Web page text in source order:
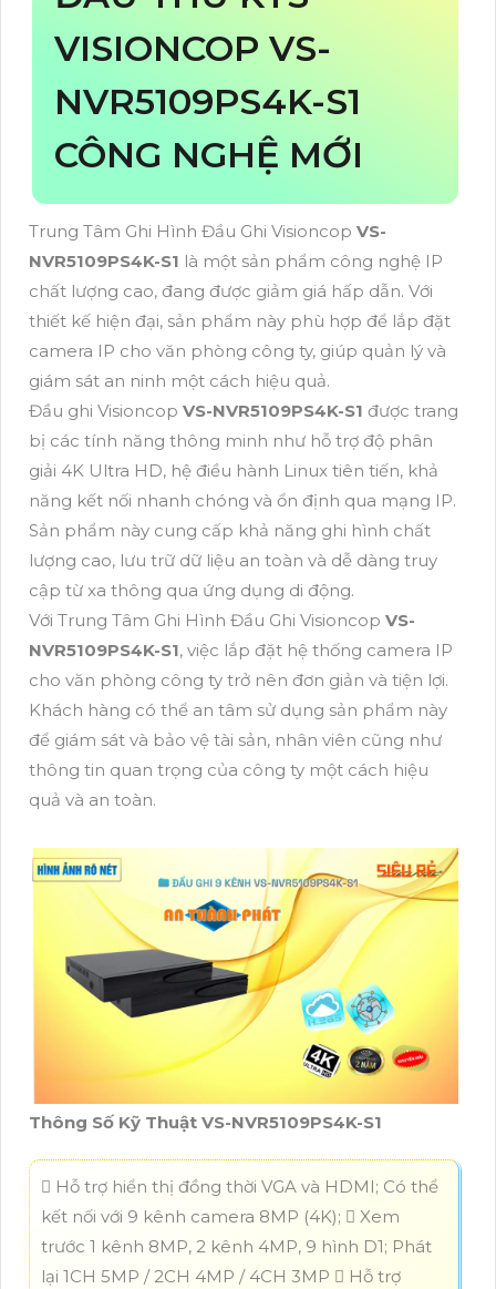
VISIONCOP VS-
NVR5109PS4K-S1
CÔNG NGHỆ MỚI
Trung Tâm Ghi Hình Đầu Ghi Visioncop VS-
NVR5109PS4K-S1 là một sản phẩm công nghệ IP
chất lượng cao, đang được giảm giá hấp dẫn. Với
thiết kế hiện đại, sản phẩm này phù hợp để lắp đặt
camera IP cho văn phòng công ty, giúp quản lý và
giám sát an ninh một cách hiệu quả.
Đầu ghi Visioncop VS-NVR5109PS4K-S1 được trang
bị các tính năng thông minh như hỗ trợ độ phân
giải 4K Ultra HD, hệ điều hành Linux tiên tiến, khả
năng kết nối nhanh chóng và ổn định qua mạng IP.
Sản phẩm này cung cấp khả năng ghi hình chất
lượng cao, lưu trữ dữ liệu an toàn và dễ dàng truy
cập từ xa thông qua ứng dụng di động.
Với Trung Tâm Ghi Hình Đầu Ghi Visioncop VS-
NVR5109PS4K-S1, việc lắp đặt hệ thống camera IP
cho văn phòng công ty trở nên đơn giản và tiện lợi.
Khách hàng có thể an tâm sử dụng sản phẩm này
để giám sát và bảo vệ tài sản, nhân viên cũng như
thông tin quan trọng của công ty một cách hiệu
quả và an toàn.
Thông Số Kỹ Thuật VS-NVR5109PS4K-S1
 Hỗ trợ hiển thị đồng thời VGA và HDMI; Có thể
kết nối với 9 kênh camera 8MP (4K);  Xem
trước 1 kênh 8MP, 2 kênh 4MP, 9 hình D1; Phát
lại 1CH 5MP / 2CH 4MP / 4CH 3MP  Hỗ trợ